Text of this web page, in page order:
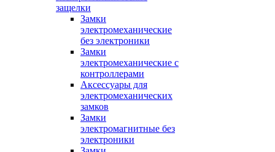
защелки
Замки
электромеханические
без электроники
Замки
электромеханические с
контроллерами
Аксессуары для
электромеханических
замков
Замки
электромагнитные без
электроники